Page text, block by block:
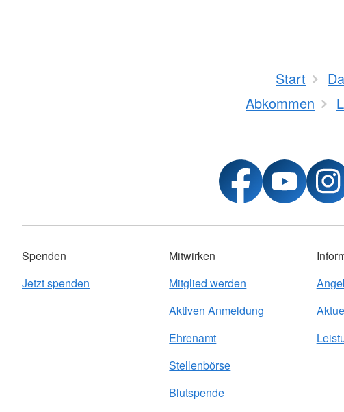
Start
Abkommen
Spenden
Jetzt spenden
Mitwirken
Mitglied werden
Aktiven Anmeldung
Ehrenamt
Stellenbörse
Blutspende